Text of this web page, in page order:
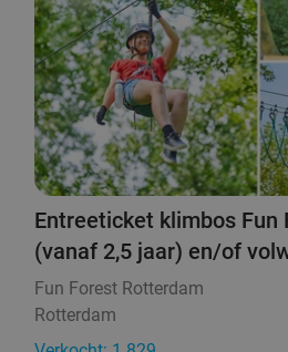
Entreeticket klimbos Fun
(vanaf 2,5 jaar) en/of
Fun Forest Rotterdam
Rotterdam